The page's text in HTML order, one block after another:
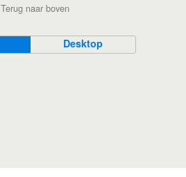
Terug naar boven
Desktop